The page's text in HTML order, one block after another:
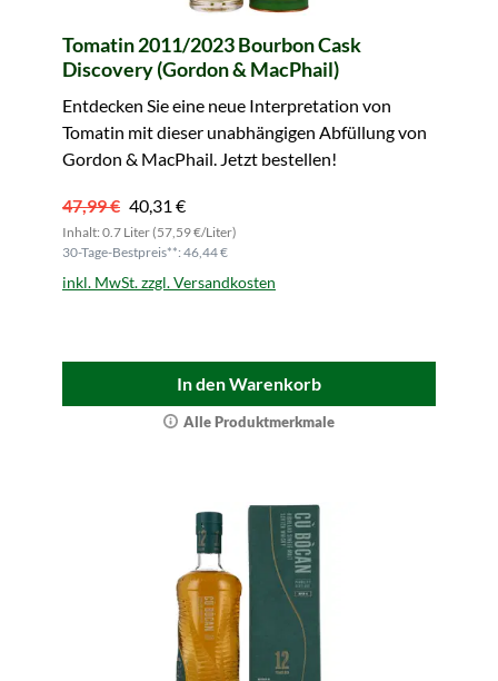
Tomatin 2011/2023 Bourbon Cask
Discovery (Gordon & MacPhail)
Entdecken Sie eine neue Interpretation von
Tomatin mit dieser unabhängigen Abfüllung von
Gordon & MacPhail. Jetzt bestellen!
47,99 € 40,31 €
Inhalt: 0.7 Liter (57,59 €/Liter)
30-Tage-Bestpreis**: 46,44 €
inkl. MwSt. zzgl. Versandkosten
In den Warenkorb
Alle Produktmerkmale